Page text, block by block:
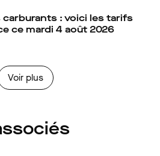
carburants : voici les tarifs
ce mardi 4 août 2026
Voir plus